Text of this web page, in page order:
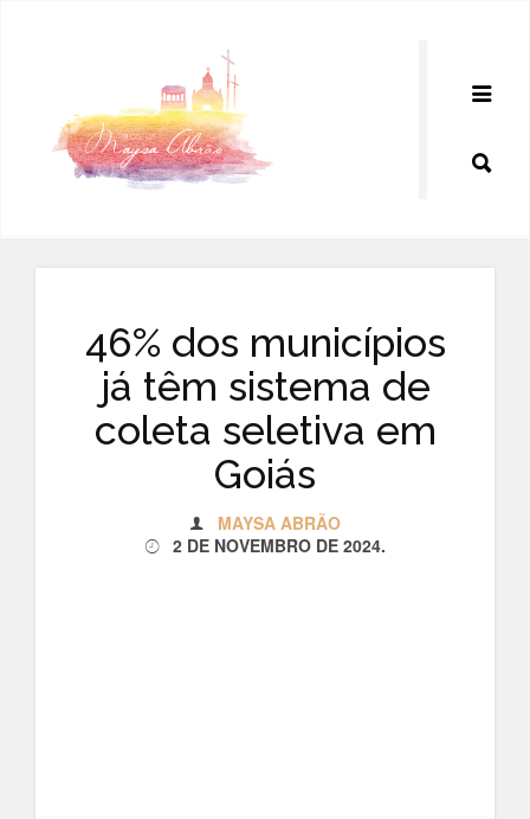
46% dos municípios
já têm sistema de
coleta seletiva em
Goiás
MAYSA ABRÃO
2 DE NOVEMBRO DE 2024.